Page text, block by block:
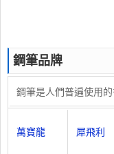
鋼筆品牌
鋼筆是人們普遍使用
萬寶龍 犀飛利